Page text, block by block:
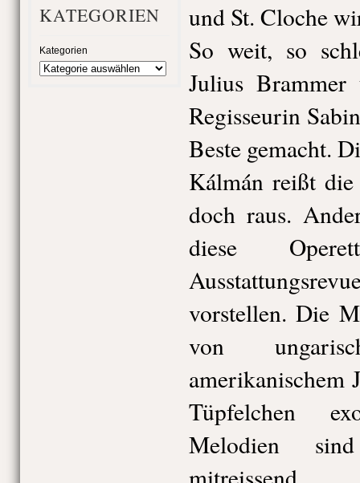
KATEGORIEN
Kategorien
und St. Cloche
So weit, so
Julius
Regisseurin
Beste gemacht.
Kálmán reißt die
doch raus.
diese
vorstellen. Die
von
amerikanischem
Tüpfelchen
Melodien